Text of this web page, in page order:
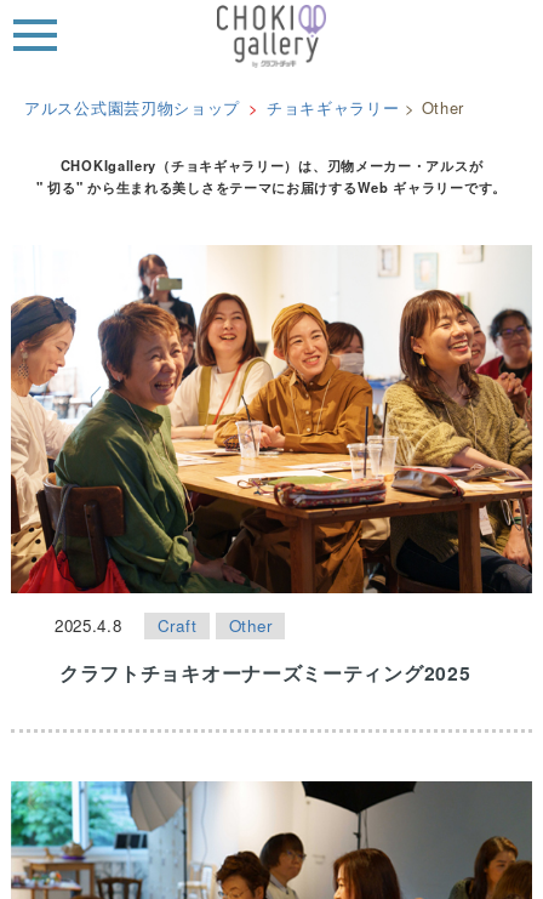
MEN
アルス公式園芸刃物ショップ チョキギャラリー > Other
CHOKIgallery（チョキギャラリー）は、刃物メーカー・アルスが
" 切る" から生まれる美しさをテーマにお届けするWeb ギャラリーです。
2025.4.8 Craft Other
クラフトチョキオーナーズミーティング2025